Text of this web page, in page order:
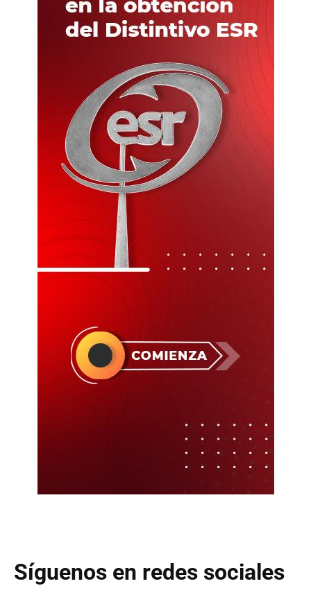
Síguenos en redes sociales